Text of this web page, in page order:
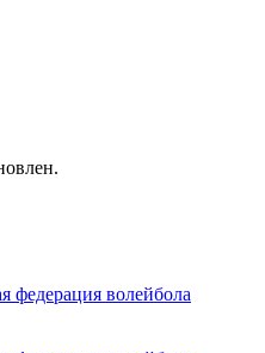
федерация волейбола